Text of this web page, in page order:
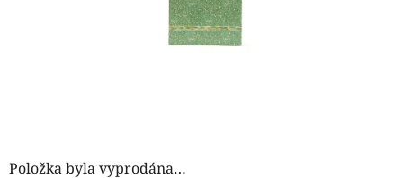
Položka byla vyprodána…